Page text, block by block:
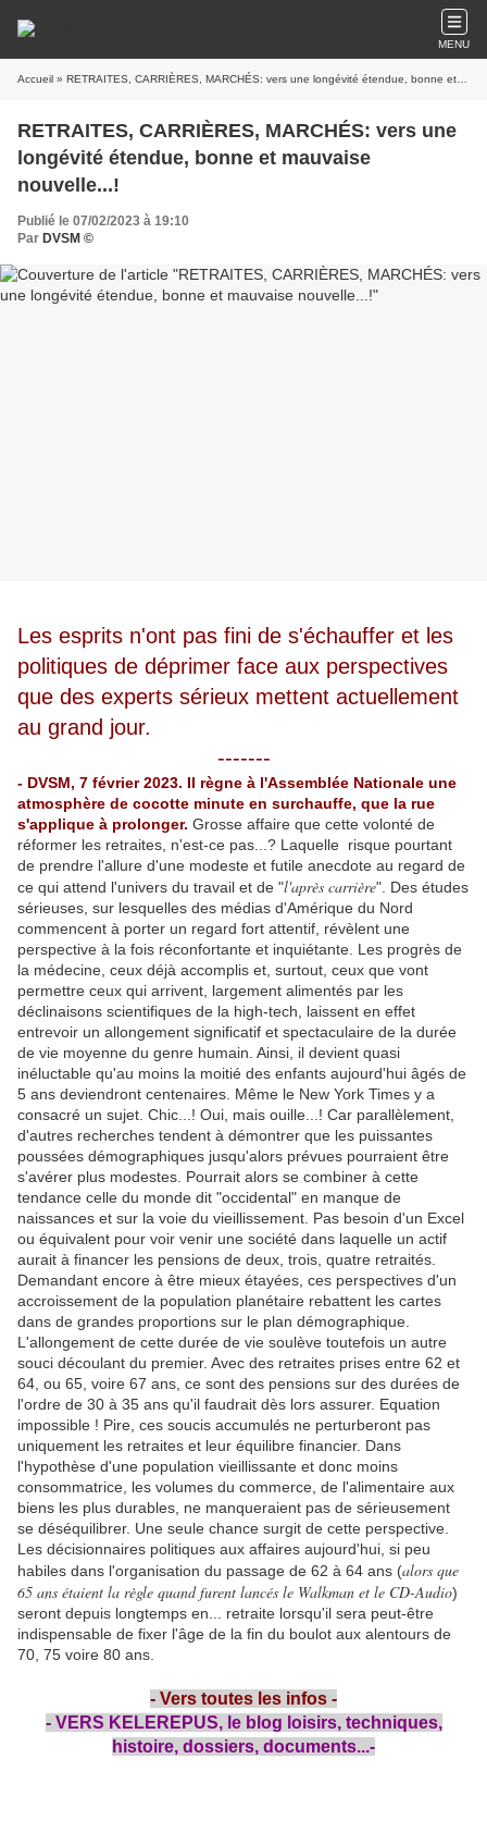
MENU
Accueil » RETRAITES, CARRIÈRES, MARCHÉS: vers une longévité étendue, bonne et mauvaise nouvelle...!
RETRAITES, CARRIÈRES, MARCHÉS: vers une
longévité étendue, bonne et mauvaise
nouvelle...!
Publié le 07/02/2023 à 19:10
Par DVSM ©
Les esprits n'ont pas fini de s'échauffer et les
politiques de déprimer face aux perspectives
que des experts sérieux mettent actuellement
au grand jour.
-------
- DVSM, 7 février 2023. Il règne à l'Assemblée Nationale une
atmosphère de cocotte minute en surchauffe, que la rue
s'applique à prolonger. Grosse affaire que cette volonté de
réformer les retraites, n'est-ce pas...? Laquelle risque pourtant
de prendre l'allure d'une modeste et futile anecdote au regard de
ce qui attend l'univers du travail et de "l'après carrière". Des études
sérieuses, sur lesquelles des médias d'Amérique du Nord
commencent à porter un regard fort attentif, révèlent une
perspective à la fois réconfortante et inquiétante. Les progrès de
la médecine, ceux déjà accomplis et, surtout, ceux que vont
permettre ceux qui arrivent, largement alimentés par les
déclinaisons scientifiques de la high-tech, laissent en effet
entrevoir un allongement significatif et spectaculaire de la durée
de vie moyenne du genre humain. Ainsi, il devient quasi
inéluctable qu'au moins la moitié des enfants aujourd'hui âgés de
5 ans deviendront centenaires. Même le New York Times y a
consacré un sujet. Chic...! Oui, mais ouille...! Car parallèlement,
d'autres recherches tendent à démontrer que les puissantes
poussées démographiques jusqu'alors prévues pourraient être
s'avérer plus modestes. Pourrait alors se combiner à cette
tendance celle du monde dit "occidental" en manque de
naissances et sur la voie du vieillissement. Pas besoin d'un Excel
ou équivalent pour voir venir une société dans laquelle un actif
aurait à financer les pensions de deux, trois, quatre retraités.
Demandant encore à être mieux étayées, ces perspectives d'un
accroissement de la population planétaire rebattent les cartes
dans de grandes proportions sur le plan démographique.
L'allongement de cette durée de vie soulève toutefois un autre
souci découlant du premier. Avec des retraites prises entre 62 et
64, ou 65, voire 67 ans, ce sont des pensions sur des durées de
l'ordre de 30 à 35 ans qu'il faudrait dès lors assurer. Equation
impossible ! Pire, ces soucis accumulés ne perturberont pas
uniquement les retraites et leur équilibre financier. Dans
l'hypothèse d'une population vieillissante et donc moins
consommatrice, les volumes du commerce, de l'alimentaire aux
biens les plus durables, ne manqueraient pas de sérieusement
se déséquilibrer. Une seule chance surgit de cette perspective.
Les décisionnaires politiques aux affaires aujourd'hui, si peu
habiles dans l'organisation du passage de 62 à 64 ans (alors que
65 ans étaient la règle quand furent lancés le Walkman et le CD-Audio)
seront depuis longtemps en... retraite lorsqu'il sera peut-être
indispensable de fixer l'âge de la fin du boulot aux alentours de
70, 75 voire 80 ans.
- Vers toutes les infos -
- VERS KELEREPUS, le blog loisirs, techniques,
histoire, dossiers, documents...-